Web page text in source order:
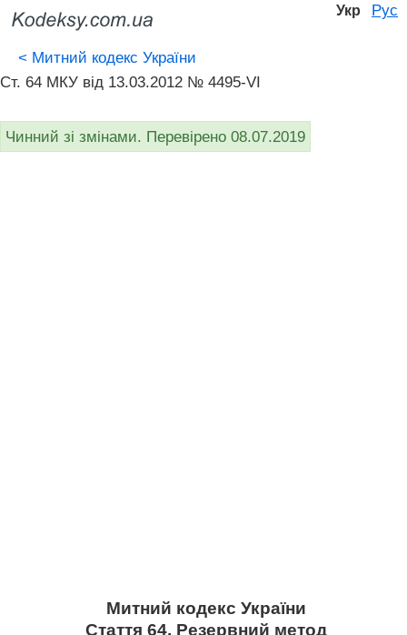
Укр Рус
< Митний кодекс України
Ст. 64 МКУ від 13.03.2012 № 4495-VI
Чинний зі змінами. Перевірено 08.07.2019
Митний кодекс України
Стаття 64. Резервний метод